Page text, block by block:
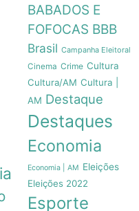
BABADOS E
FOFOCAS BBB
Brasil Campanha Eleitoral
Cinema Crime Cultura
Cultura/AM Cultura |
AM Destaque
Destaques
Economia
Economia | AM
Eleições
Eleições 2022
Esporte